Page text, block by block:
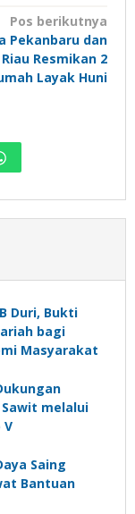
Pos berikutnya
Pekanbaru dan
Riau Resmikan 2
Layak Huni
Duri, Bukti
bagi
Masyarakat
melalui
V
Saing
Bantuan